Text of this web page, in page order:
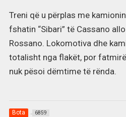
Treni që u përplas me
fshatin “Sibari” të Cassano
Rossano. Lokomotiva dhe
totalisht nga flakët, por
nuk pësoi dëmtime të rënda.
Bota 6859